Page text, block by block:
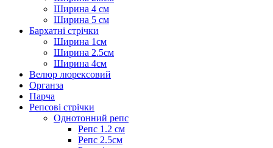
Ширина 4 см
Ширина 5 см
Бархатні стрічки
Ширина 1см
Ширина 2.5см
Ширина 4см
Велюр люрексовий
Органза
Парча
Репсові стрічки
Однотонний репс
Репс 1.2 см
Репс 2.5см